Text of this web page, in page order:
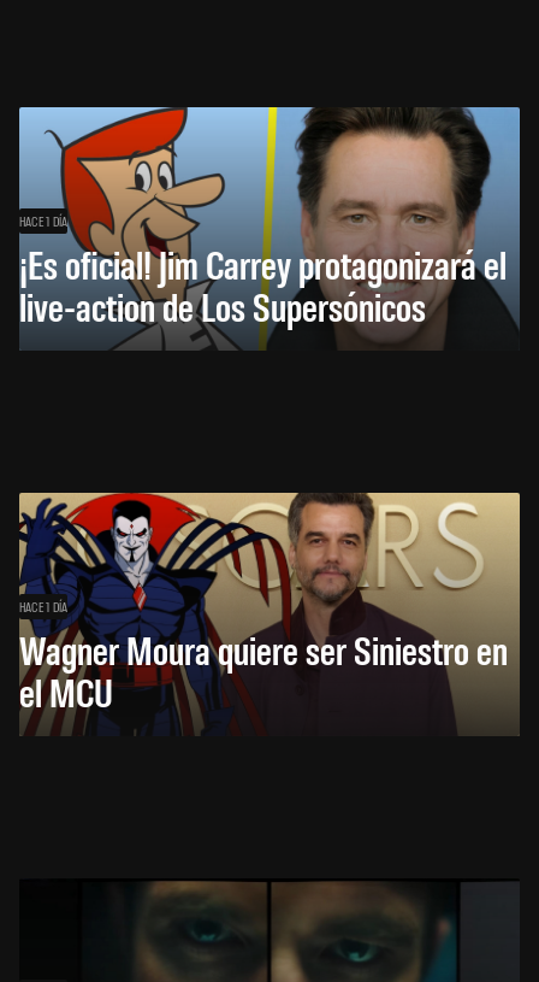
HACE 1 DÍA
¡Es oficial! Jim Carrey protagonizará el
live-action de Los Supersónicos
HACE 1 DÍA
Wagner Moura quiere ser Siniestro en
el MCU